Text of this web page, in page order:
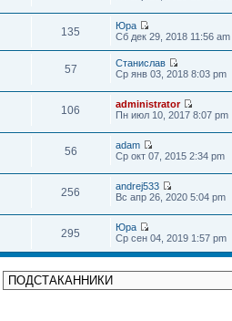
135
Юра
Сб дек 29, 2018 11:56 am
57
Станислав
Ср янв 03, 2018 8:03 pm
106
administrator
Пн июл 10, 2017 8:07 pm
56
adam
Ср окт 07, 2015 2:34 pm
256
andrej533
Вс апр 26, 2020 5:04 pm
295
Юра
Ср сен 04, 2019 1:57 pm